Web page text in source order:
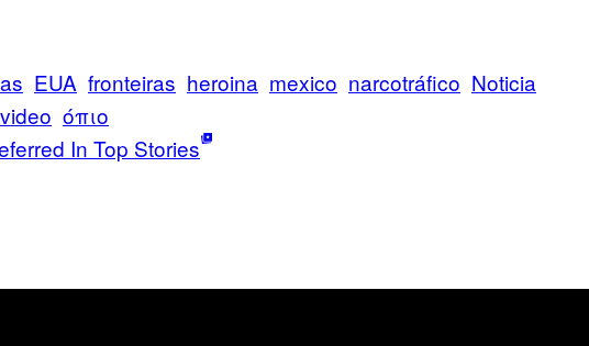
EUA fronteiras heroina mexico narcotráfico Noticia
video όπιο
In Top Stories